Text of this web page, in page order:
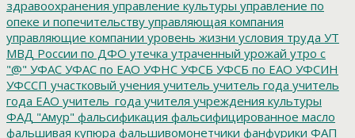
здравоохранения управление культуры управление по
опеке и попечительству управляющая компания
управляющие компании уровень жизни условия труда УТ
МВД России по ДФО утечка утраченный урожай утро с
"@" УФАС УФАС по ЕАО УФНС УФСБ УФСБ по ЕАО УФСИН
УФССП участковый учения учитель учитель года учитель
года ЕАО учитель_года учителя учреждения культуры
ФАД "Амур" фальсификация фальсифицированное масло
фальшивая купюра фальшивомонетчики фанфурики ФАП